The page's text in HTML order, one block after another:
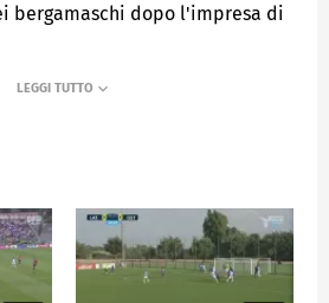
bergamaschi dopo l'impresa di